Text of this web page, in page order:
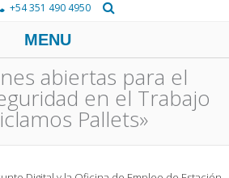
+54 351 490 4950
MENU
abiertas para el
en el Trabajo
Pallets»